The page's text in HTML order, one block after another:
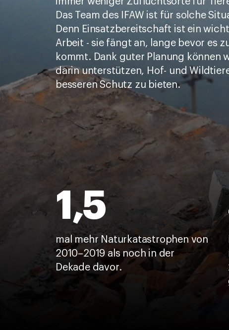
Das Team des IFAW ist für solche
Denn Einsatzbereitschaft ist ein
Arbeit - sie fängt an, lange bevor es
kommt. Dank guter Planung können
darin unterstützen, Hof- und
besseren Schutz zu bieten.
1,5
mal mehr Naturkatastrophen von
2010–2019 als noch in der
Dekade davor.